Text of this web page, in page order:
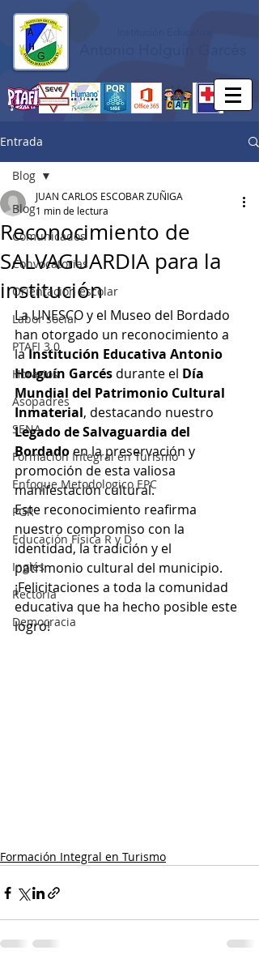
Entrada
Blog
Comunicados
Convocatorias
Orientación escolar
Labor social
PTAFI 3.0
Horarios
Asopadres
SENA
Formación Integral en Turismo
Enfoque Metodologico EPC
PGR
Educación Física R y D
Inglés
Rectoría
Democracia
Blog
Reconocimiento de
SALVAGUARDIA para la
institución
JUAN CARLOS ESCOBAR ZUÑIGA
1 min de lectura
La UNESCO y el Museo del Bordado
han otorgado un reconocimiento a
la Institución Educativa Antonio
Holguín Garcés durante el Día
Mundial del Patrimonio Cultural
Inmaterial, destacando nuestro
Legado de Salvaguardia del
Bordado en la preservación y
promoción de esta valiosa
manifestación cultural.
Este reconocimiento reafirma
nuestro compromiso con la
identidad, la tradición y el
patrimonio cultural del municipio.
¡Felicitaciones a toda la comunidad
educativa que ha hecho posible este
logro!
Formación Integral en Turismo